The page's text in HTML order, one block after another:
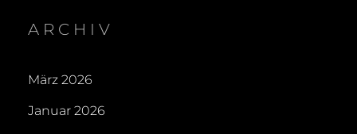
ARCHIV
März 2026
Januar 2026